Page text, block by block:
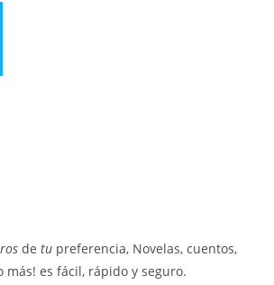
de tu preferencia, Novelas, cuentos,
más! es fácil, rápido y seguro.